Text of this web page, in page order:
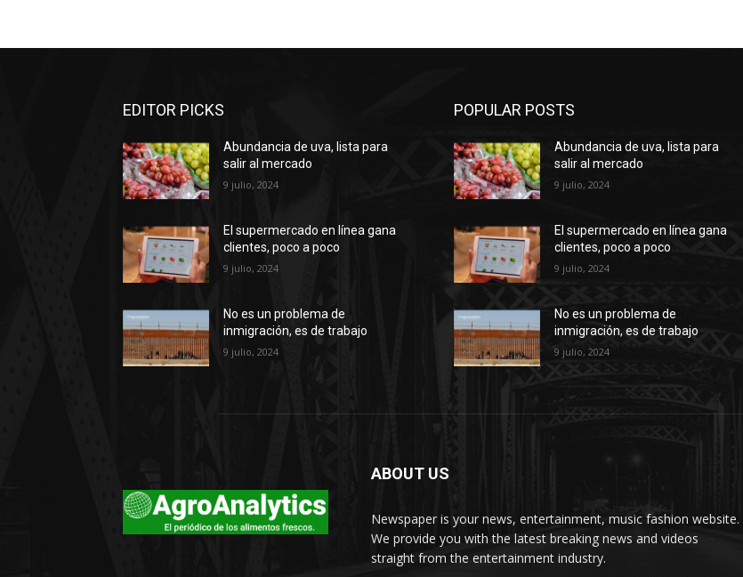
EDITOR PICKS
Abundancia de uva, lista para
salir al mercado
9 julio, 2024
El supermercado en línea gana
clientes, poco a poco
9 julio, 2024
No es un problema de
inmigración, es de trabajo
9 julio, 2024
POPULAR POSTS
Abundancia de uva, lista para
salir al mercado
9 julio, 2024
El supermercado en línea gana
clientes, poco a poco
9 julio, 2024
No es un problema de
inmigración, es de trabajo
9 julio, 2024
ABOUT US
Newspaper is your news, entertainment, music fashion website.
We provide you with the latest breaking news and videos
straight from the entertainment industry.